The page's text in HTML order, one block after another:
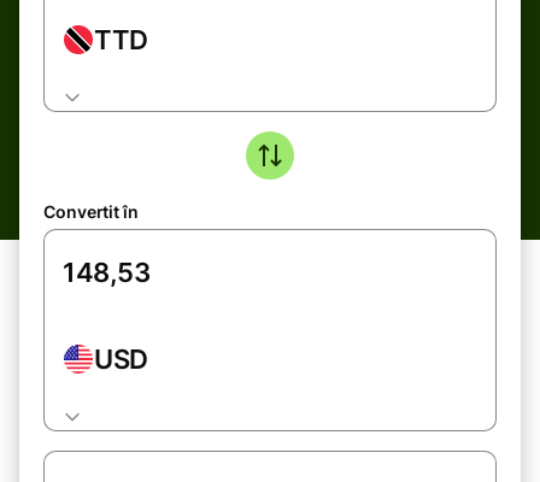
TTD
Convertit în
USD